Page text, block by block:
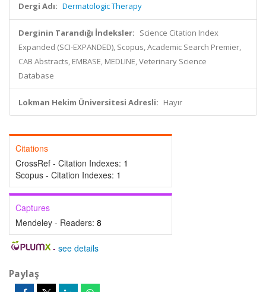
Dergi Adı: Dermatologic Therapy
Derginin Tarandığı İndeksler: Science Citation Index
Expanded (SCI-EXPANDED), Scopus, Academic Search Premier,
CAB Abstracts, EMBASE, MEDLINE, Veterinary Science
Database
Lokman Hekim Üniversitesi Adresli: Hayır
Citations
CrossRef - Citation Indexes: 1
Scopus - Citation Indexes: 1
Captures
Mendeley - Readers: 8
- see details
Paylaş